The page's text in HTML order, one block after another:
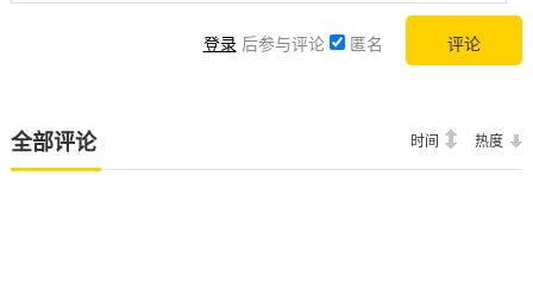
登录 后参与评论 匿名
全部评论 时间 热度